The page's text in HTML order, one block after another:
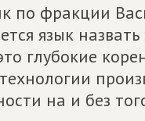
по фракции
язык
глубокие
на и без